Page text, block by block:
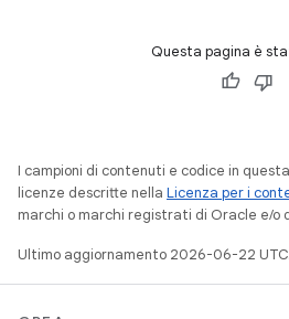
Questa pagina è
I campioni di contenuti e codice in
licenze descritte nella Licenza per i
marchi o marchi registrati di Oracle e/o
Ultimo aggiornamento 2026-06-22 UTC.